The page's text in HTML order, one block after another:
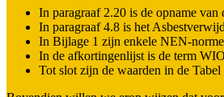
In paragraaf 2.20 is de opname van
In paragraaf 4.8 is het
In Bijlage 1 zijn enkele NEN-
In de afkortingenlijst is de term
Tot slot zijn de waarden in de